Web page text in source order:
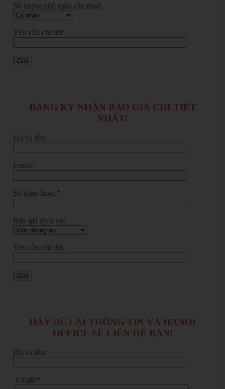
Số lượng chỗ ngồi cần thuê:
Yêu cầu chi tiết:
ĐĂNG KÝ NHẬN BÁO GIÁ CHI TIẾT
NHẤT!
Họ và tên:
Email:
Số điện thoại:*
Báo giá dịch vụ:
Yêu cầu chi tiết:
HÃY ĐỂ LẠI THÔNG TIN VÀ HANOI
OFFICE SẼ LIÊN HỆ BẠN!
Họ và tên:
Email:*